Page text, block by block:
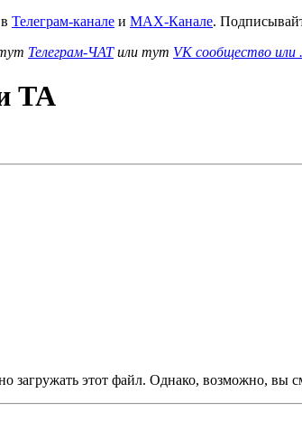
Телеграм-канале и MAX-Канале.
Телеграм-ЧАТили тут VK сообщество или
ТА
загружать этот файл. Однако, возможно, вы